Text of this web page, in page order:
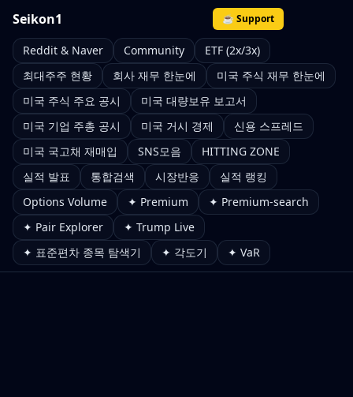
Seikon1 ☕ Support
Reddit & Naver Community
ETF (2x/3x)
최대주주 현황
회사 재무 한눈에
미국 주식 재무 한눈에
미국 주식 주요 공시
미국 대량보유 보고서
미국 기업 주총 공시
미국 거시 경제
신용 스프레드
미국 국고채 재매입
SNS모음
HITTING ZONE
실적 발표
통합검색 시장반응
실적 랭킹
Options Volume
✦ Premium
✦ Premium-search
✦ Pair Explorer
✦ Trump Live
✦ 표준편차 종목 탐색기
✦ 각도기 ✦ VaR